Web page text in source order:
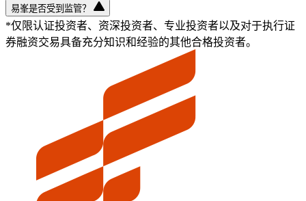
易峯是否受到监管？
*仅限认证投资者、资深投资者、专业投资者以及对于执行证
券融资交易具备充分知识和经验的其他合格投资者。